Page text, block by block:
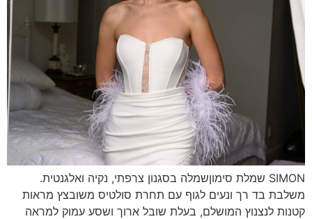
SIMON שמלת סימוןשמלה בסגנון צרפתי, נקיה ואלגנטית.
משלבת בד רך ונעים לגוף עם תחרת סולטיס משובצץ מראות
קטנות לנצנוץ המושלם, בעלת שובל ארוך ושסע עמוק למראה